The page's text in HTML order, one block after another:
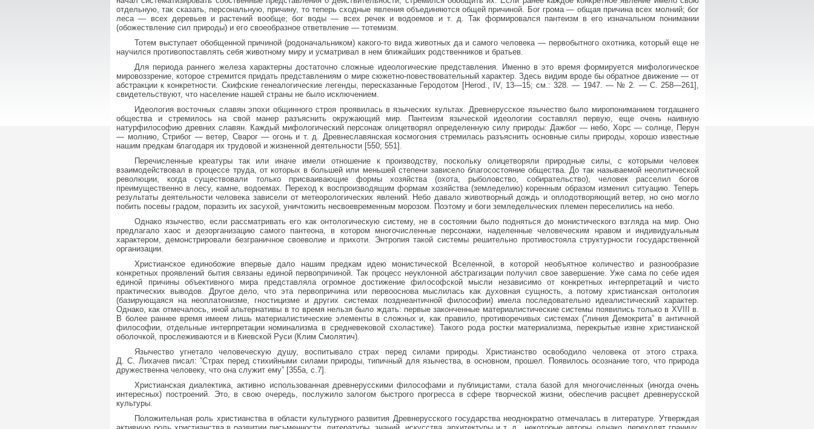
отдельную, так сказать, персональную, причину, то теперь сходные явления объединяются общей причиной. Бог грома — общая причина всех молний; бог
леса — всех деревьев и растений вообще; бог воды — всех речек и водоемов и т. д. Так формировался пантеизм в его изначальном понимании
(обожествление сил природы) и его своеобразное ответвление — тотемизм.
Тотем выступает обобщенной причиной (родоначальником) какого-то вида животных да и самого человека — первобытного охотника, который еще не
научился противопоставлять себя животному миру и усматривал в нем ближайших родственников и братьев.
Для периода раннего железа характерны достаточно сложные идеологические представления. Именно в это время формируется мифологическое
мировоззрение, которое стремится придать представлениям о мире сюжетно-повествовательный характер. Здесь видим вроде бы обратное движение — от
абстракции к конкретности. Скифские генеалогические легенды, пересказанные Геродотом [Herod., IV, 13—15; см.: 328. — 1947. — № 2. — С. 258—261],
свидетельствуют, что население нашей страны не было исключением.
Идеология восточных славян эпохи общинного строя проявилась в языческих культах. Древнерусское язычество было миропониманием тогдашнего
общества и стремилось на свой манер разъяснить окружающий мир. Пантеизм языческой идеологии составлял первую, еще очень наивную
натурфилософию древних славян. Каждый мифологический персонаж олицетворял определенную силу природы: Дажбог — небо, Хорс — солнце, Перун
— молнию, Стрибог — ветер, Сварог — огонь и т. д. Древнеславянская космогония стремилась разъяснить основные силы природы, хорошо известные
нашим предкам благодаря их трудовой и жизненной деятельности [550; 551].
Перечисленные креатуры так или иначе имели отношение к производству, поскольку олицетворяли природные силы, с которыми человек
взаимодействовал в процессе труда, от которых в большей или меньшей степени зависело благосостояние общества. До так называемой неолитической
революции, когда существовали только присваивающие формы хозяйства (охота, рыболовство, собирательство), человек расселил богов
преимущественно в лесу, камне, водоемах. Переход к воспроизводящим формам хозяйства (земледелию) коренным образом изменил ситуацию. Теперь
результаты деятельности человека зависели от метеорологических явлений. Небо давало животворный дождь и оплодотворяющий ветер, но оно могло
побить посевы градом, поразить их засухой, уничтожить несвоевременным морозом. Поэтому и боги земледельческих племен переселились на небо.
Однако язычество, если рассматривать его как онтологическую систему, не в состоянии было подняться до монистического взгляда на мир. Оно
предлагало хаос и дезорганизацию самого пантеона, в котором многочисленные персонажи, наделенные человеческим нравом и индивидуальным
характером, демонстрировали безграничное своеволие и прихоти. Энтропия такой системы решительно противостояла структурности государственной
организации.
Христианское единобожие впервые дало нашим предкам идею монистической Вселенной, в которой необъятное количество и разнообразие
конкретных проявлений бытия связаны единой первопричиной. Так процесс неуклонной абстрагизации получил свое завершение. Уже сама по себе идея
единой причины объективного мира представляла огромное достижение философской мысли независимо от конкретных интерпретаций и чисто
практических выводов. Другое дело, что эта первопричина или первооснова мыслилась как духовная сущность, а потому христианская онтология
(базирующаяся на неоплатонизме, гностицизме и других системах позднеантичной философии) имела последовательно идеалистический характер.
Однако, как отмечалось, иной альтернативы в то время нельзя было ждать: первые законченные материалистические системы появились только в XVIII в.
В более раннее время имеем лишь материалистические элементы в сложных и, как правило, противоречивых системах (”линия Демокрита” в античной
философии, отдельные интерпретации номинализма в средневековой схоластике). Такого рода ростки материализма, перекрытые извне христианской
оболочкой, прослеживаются и в Киевской Руси (Клим Смолятич).
Язычество угнетало человеческую душу, воспитывало страх перед силами природы. Христианство освободило человека от этого страха.
Д. С. Лихачев писал: ”Страх перед стихийными силами природы, типичный для язычества, в основном, прошел. Появилось осознание того, что природа
дружественна человеку, что она служит ему” [355а, с.7].
Христианская диалектика, активно использованная древнерусскими философами и публицистами, стала базой для многочисленных (иногда очень
интересных) построений. Это, в свою очередь, послужило залогом быстрого прогресса в сфере творческой жизни, обеспечив расцвет древнерусской
культуры.
Положительная роль христианства в области культурного развития Древнерусского государства неоднократно отмечалась в литературе. Утверждая